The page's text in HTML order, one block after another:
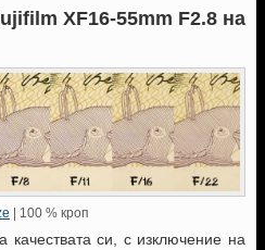
XF16-55mm F2.8 на
| 100 % кроп
качествата си, с изключение на